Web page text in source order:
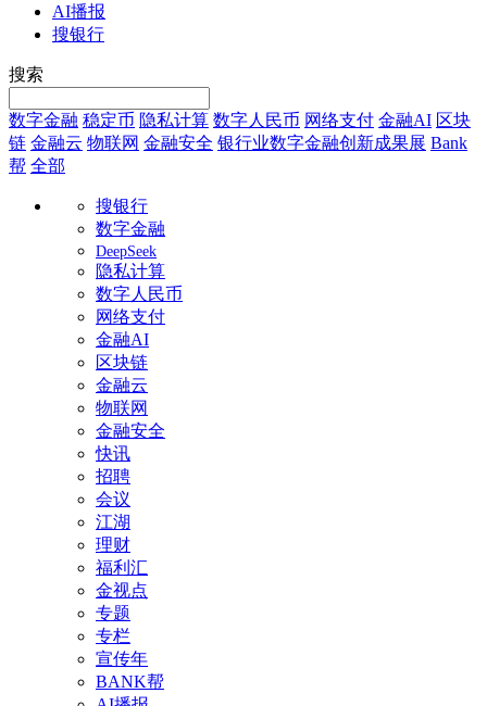
AI播报
搜银行
搜索
数字金融 稳定币 隐私计算 数字人民币 网络支付 金融AI 区块
链 金融云 物联网 金融安全 银行业数字金融创新成果展 Bank
帮 全部
搜银行
数字金融
DeepSeek
隐私计算
数字人民币
网络支付
金融AI
区块链
金融云
物联网
金融安全
快讯
招聘
会议
江湖
理财
福利汇
金视点
专题
专栏
宣传年
BANK帮